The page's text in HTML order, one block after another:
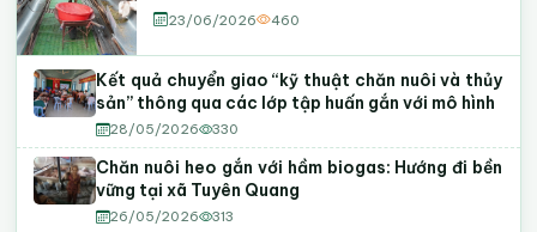
23/06/2026 460
Kết quả chuyển giao “kỹ thuật chăn nuôi và thủy
sản” thông qua các lớp tập huấn gắn với mô hình
28/05/2026 330
Chăn nuôi heo gắn với hầm biogas: Hướng đi bền
vững tại xã Tuyên Quang
26/05/2026 313